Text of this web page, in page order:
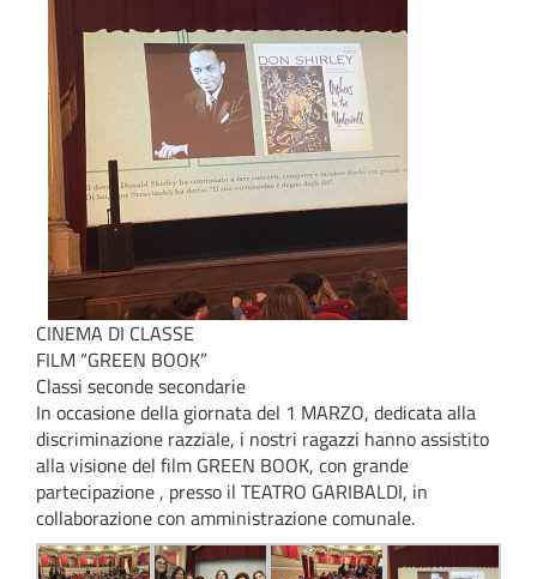
CINEMA DI CLASSE
FILM “GREEN BOOK”
Classi seconde secondarie
In occasione della giornata del 1 MARZO, dedicata alla
discriminazione razziale, i nostri ragazzi hanno assistito
alla visione del film GREEN BOOK, con grande
partecipazione , presso il TEATRO GARIBALDI, in
collaborazione con amministrazione comunale.